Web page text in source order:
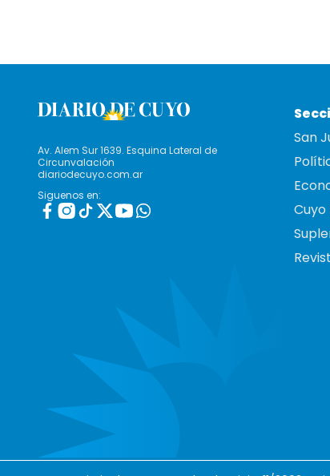
Av. Alem Sur 1639. Esquina Lateral de
Circunvalación
diariodecuyo.com.ar
Siguenos en:
San
Cuyo